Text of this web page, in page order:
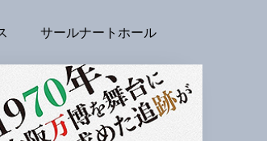
サールナートホール